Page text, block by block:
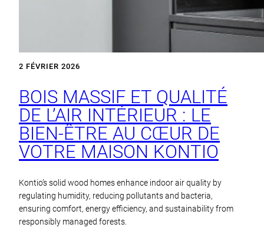
2 FÉVRIER 2026
BOIS MASSIF ET QUALITÉ
DE L’AIR INTÉRIEUR : LE
BIEN‑ÊTRE AU CŒUR DE
VOTRE MAISON KONTIO
Kontio’s solid wood homes enhance indoor air quality by
regulating humidity, reducing pollutants and bacteria,
ensuring comfort, energy efficiency, and sustainability from
responsibly managed forests.